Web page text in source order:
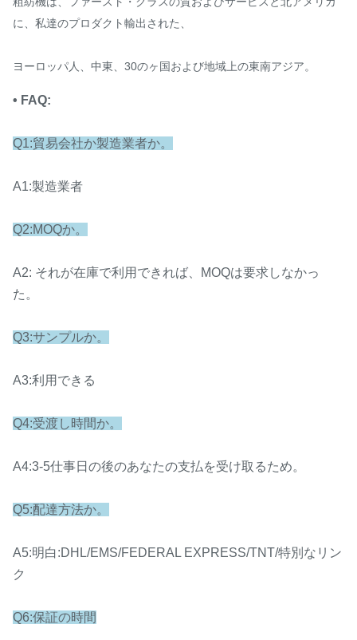
に、私達のプロダクト輸出された、
ヨーロッパ人、中東、30のヶ国および地域上の東南アジア。
• FAQ:
Q1:貿易会社か製造業者か。
A1:製造業者
Q2:MOQか。
A2: それが在庫で利用できれば、MOQは要求しなかっ
た。
Q3:サンプルか。
A3:利用できる
Q4:受渡し時間か。
A4:3-5仕事日の後のあなたの支払を受け取るため。
Q5:配達方法か。
A5:明白:DHL/EMS/FEDERAL EXPRESS/TNT/特別なリン
ク
Q6:保証の時間